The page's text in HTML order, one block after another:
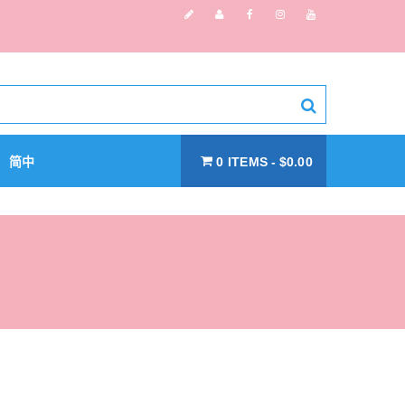
简中 0 ITEMS $0.00